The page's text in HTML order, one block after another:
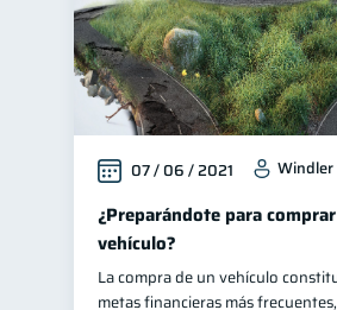
07 / 06 / 2021 Windler
¿Preparándote para
vehículo?
La compra de un vehículo
metas financieras más